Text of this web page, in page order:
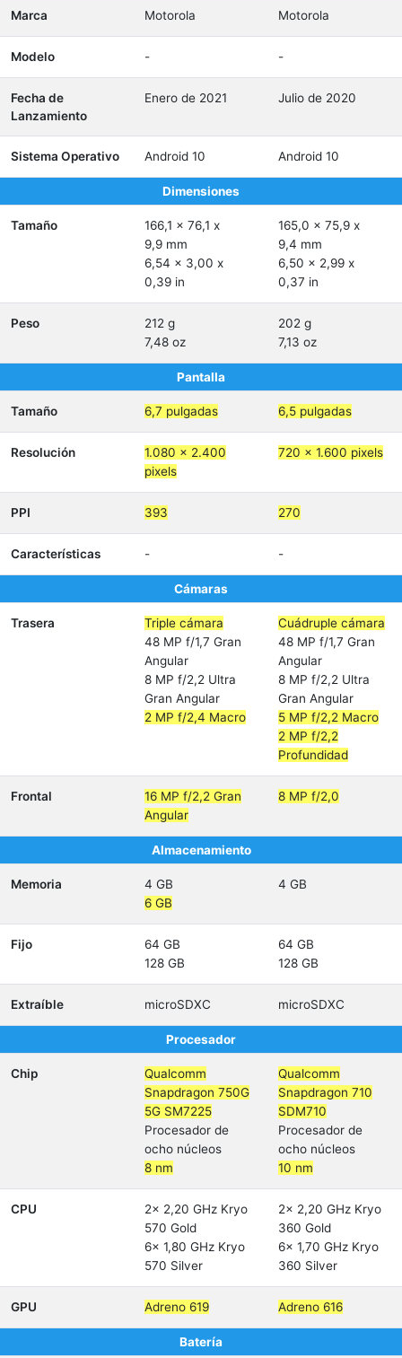
Marca Motorola Motorola
Modelo - -
Fecha de
Lanzamiento
Enero de 2021 Julio de 2020
Sistema Operativo Android 10 Android 10
Dimensiones
Tamaño
166,1 x 76,1 x
9,9 mm
6,54 x 3,00 x
0,39 in
165,0 x 75,9 x
9,4 mm
6,50 x 2,99 x
0,37 in
Peso
212 g
7,48 oz
202 g
7,13 oz
Pantalla
Tamaño 6,7 pulgadas 6,5 pulgadas
Resolución
1.080 x 2.400
pixels
720 x 1.600 pixels
PPI 393 270
Características - -
Cámaras
Trasera
Triple cámara
48 MP f/1,7 Gran
Angular
8 MP f/2,2 Ultra
Gran Angular
2 MP f/2,4 Macro
Cuádruple cámara
48 MP f/1,7 Gran
Angular
8 MP f/2,2 Ultra
Gran Angular
5 MP f/2,2 Macro
2 MP f/2,2
Profundidad
Frontal
16 MP f/2,2 Gran
Angular
8 MP f/2,0
Almacenamiento
Memoria
4 GB
6 GB
4 GB
Fijo
64 GB
128 GB
64 GB
128 GB
Extraíble microSDXC microSDXC
Procesador
Chip
Qualcomm
Snapdragon 750G
5G SM7225
Procesador de
ocho núcleos
8 nm
Qualcomm
Snapdragon 710
SDM710
Procesador de
ocho núcleos
10 nm
CPU
2x 2,20 GHz Kryo
570 Gold
6x 1,80 GHz Kryo
570 Silver
2x 2,20 GHz Kryo
360 Gold
6x 1,70 GHz Kryo
360 Silver
GPU Adreno 619 Adreno 616
Batería